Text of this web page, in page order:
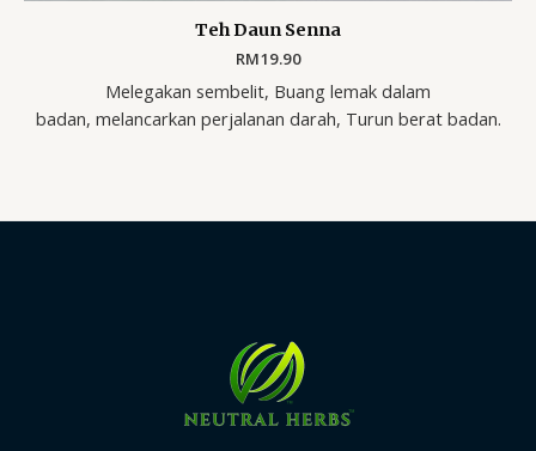
Teh Daun Senna
RM19.90
Melegakan sembelit, Buang lemak dalam
badan, melancarkan perjalanan darah, Turun berat badan.